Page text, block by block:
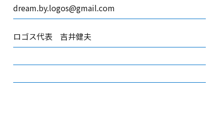
dream.by.logos@gmail.com
ロゴス代表 吉井健夫